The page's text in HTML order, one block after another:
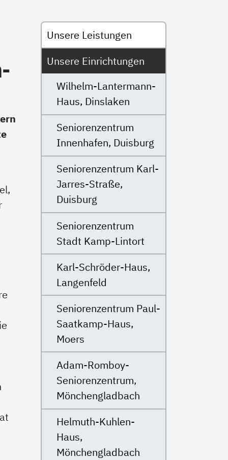
Untermenü
Unsere Leistungen
Unsere Einrichtungen
Wilhelm-Lantermann-
Haus, Dinslaken
Seniorenzentrum
Innenhafen, Duisburg
Seniorenzentrum Karl-
Jarres-Straße,
Duisburg
Seniorenzentrum
Stadt Kamp-Lintort
Karl-Schröder-Haus,
Langenfeld
Seniorenzentrum Paul-
Saatkamp-Haus,
Moers
Adam-Romboy-
Seniorenzentrum,
Mönchengladbach
Helmuth-Kuhlen-
Haus,
Mönchengladbach